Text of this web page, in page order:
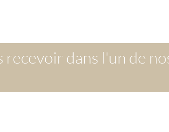
recevoir dans l'un de